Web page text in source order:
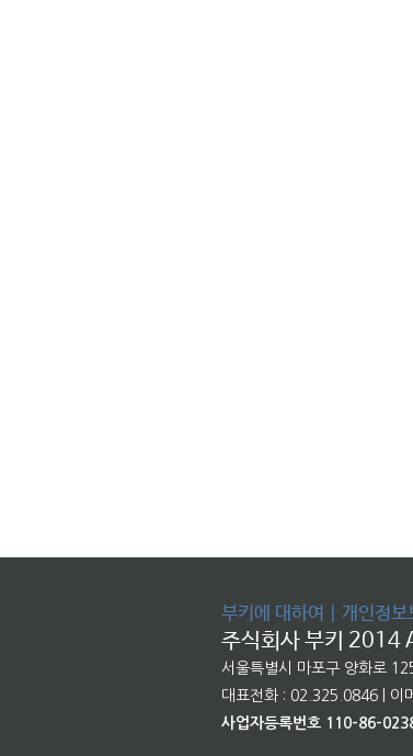
부키에 대하여 개인정보
주식회사 부키
서울특별시 마포구 양화로
대표전화 : 02.325.0846 | 이
사업자등록번호 110-86-